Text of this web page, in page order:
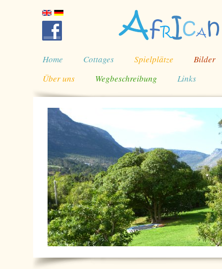
Home Cottages Spielplätze
Bilder
Über uns
Wegbeschreibung Links